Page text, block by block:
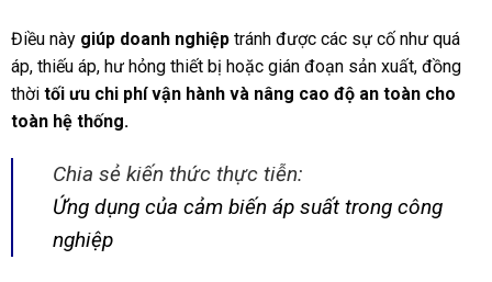
Điều này giúp doanh nghiệp tránh được các sự cố như quá
áp, thiếu áp, hư hỏng thiết bị hoặc gián đoạn sản xuất, đồng
thời tối ưu chi phí vận hành và nâng cao độ an toàn cho
toàn hệ thống.
Chia sẻ kiến thức thực tiễn:
Ứng dụng của cảm biến áp suất trong công
nghiệp